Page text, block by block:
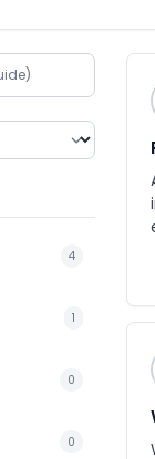
4
1
0
0